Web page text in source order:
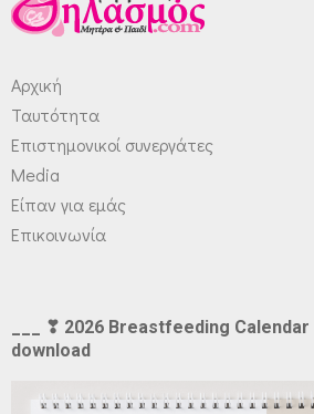
Αρχική
Ταυτότητα
Επιστημονικοί συνεργάτες
Media
Είπαν για εμάς
Επικοινωνία
___ ❣ 2026 Breastfeeding Calendar
download